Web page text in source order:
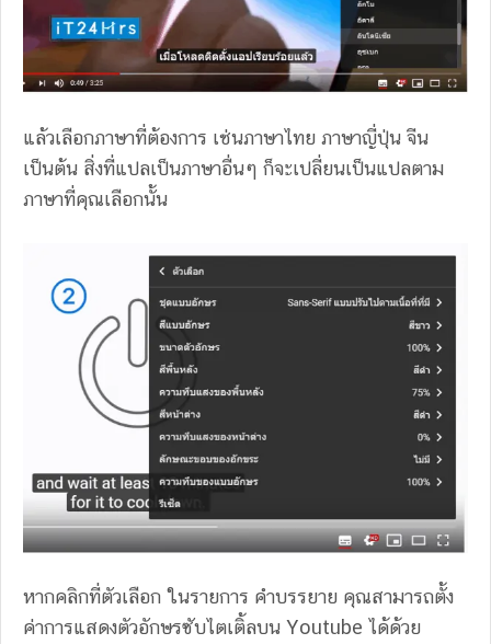
แล้วเลือกภาษาที่ต้องการ เช่นภาษาไทย ภาษาญี่ปุ่น จีน
เป็นต้น สิ่งที่แปลเป็นภาษาอื่นๆ ก็จะเปลี่ยนเป็นแปลตาม
ภาษาที่คุณเลือกนั้น
หากคลิกที่ตัวเลือก ในรายการ คำบรรยาย คุณสามารถตั้ง
ค่าการแสดงตัวอักษรซับไตเติ้ลบน Youtube ได้ด้วย